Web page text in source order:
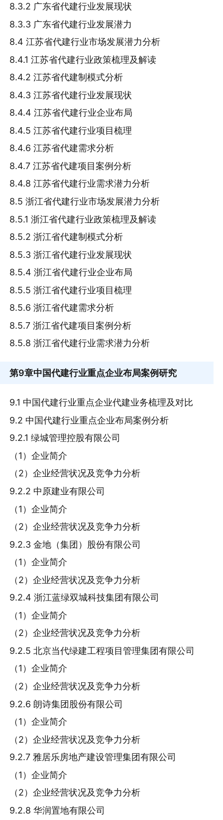
8.3.2 广东省代建行业发展现状
8.3.3 广东省代建行业发展潜力
8.4 江苏省代建行业市场发展潜力分析
8.4.1 江苏省代建行业政策梳理及解读
8.4.2 江苏省代建制模式分析
8.4.3 江苏省代建行业发展现状
8.4.4 江苏省代建行业企业布局
8.4.5 江苏省代建行业项目梳理
8.4.6 江苏省代建需求分析
8.4.7 江苏省代建项目案例分析
8.4.8 江苏省代建行业需求潜力分析
8.5 浙江省代建行业市场发展潜力分析
8.5.1 浙江省代建行业政策梳理及解读
8.5.2 浙江省代建制模式分析
8.5.3 浙江省代建行业发展现状
8.5.4 浙江省代建行业企业布局
8.5.5 浙江省代建行业项目梳理
8.5.6 浙江省代建需求分析
8.5.7 浙江省代建项目案例分析
8.5.8 浙江省代建行业需求潜力分析
第9章中国代建行业重点企业布局案例研究
9.1 中国代建行业重点企业代建业务梳理及对比
9.2 中国代建行业重点企业布局案例分析
9.2.1 绿城管理控股有限公司
（1）企业简介
（2）企业经营状况及竞争力分析
9.2.2 中原建业有限公司
（1）企业简介
（2）企业经营状况及竞争力分析
9.2.3 金地（集团）股份有限公司
（1）企业简介
（2）企业经营状况及竞争力分析
9.2.4 浙江蓝绿双城科技集团有限公司
（1）企业简介
（2）企业经营状况及竞争力分析
9.2.5 北京当代绿建工程项目管理集团有限公司
（1）企业简介
（2）企业经营状况及竞争力分析
9.2.6 朗诗集团股份有限公司
（1）企业简介
（2）企业经营状况及竞争力分析
9.2.7 雅居乐房地产建设管理集团有限公司
（1）企业简介
（2）企业经营状况及竞争力分析
9.2.8 华润置地有限公司